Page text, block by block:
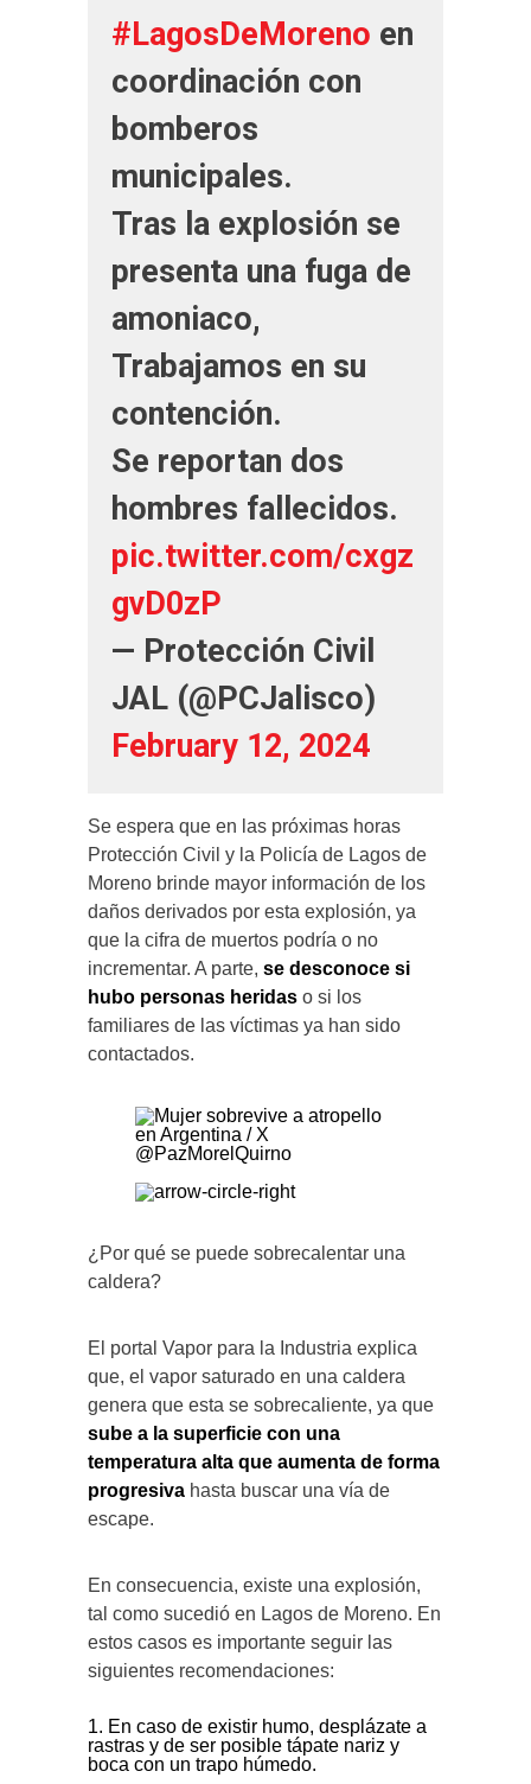
#LagosDeMoreno en
coordinación con
bomberos
municipales.
Tras la explosión se
presenta una fuga de
amoniaco,
Trabajamos en su
contención.
Se reportan dos
hombres fallecidos.
pic.twitter.com/cxgz
gvD0zP
— Protección Civil
JAL (@PCJalisco)
February 12, 2024
Se espera que en las próximas horas
Protección Civil y la Policía de Lagos de
Moreno brinde mayor información de los
daños derivados por esta explosión, ya
que la cifra de muertos podría o no
incrementar. A parte, se desconoce si
hubo personas heridas o si los
familiares de las víctimas ya han sido
contactados.
¿Por qué se puede sobrecalentar una
caldera?
El portal Vapor para la Industria explica
que, el vapor saturado en una caldera
genera que esta se sobrecaliente, ya que
sube a la superficie con una
temperatura alta que aumenta de forma
progresiva hasta buscar una vía de
escape.
En consecuencia, existe una explosión,
tal como sucedió en Lagos de Moreno. En
estos casos es importante seguir las
siguientes recomendaciones:
En caso de existir humo, desplázate a
rastras y de ser posible tápate nariz y
boca con un trapo húmedo.